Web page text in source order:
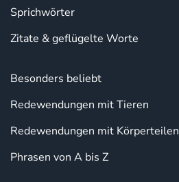
Sprichwörter
Zitate & geflügelte Worte
Besonders beliebt
Redewendungen mit Tieren
Redewendungen mit Körperteilen
Phrasen von A bis Z